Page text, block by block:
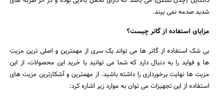
شدید صدمه نمی بیند.
مزایای استفاده از گاتر چیست؟
بی شک استفاده از گاتر ها می تواند یک سری از مهمترین و اصلی ترین مزیت
ها و فواید را به دنبال دارد که شما می توانید با خرید این محصولات، از این
مزیت ها نهایت برخورداری را داشته باشید. از مهمترین و آشکارترین مزیت های
استفاده از این تجهیزات می توان به موارد زیر اشاره کرد: